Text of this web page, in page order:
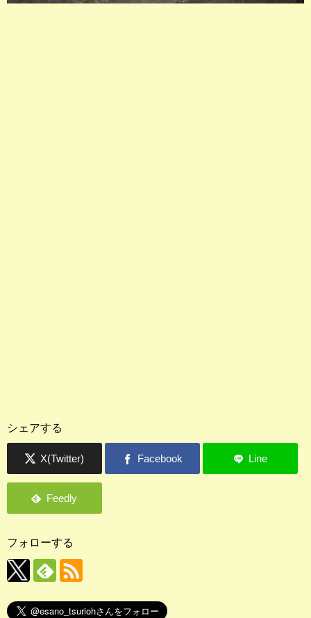
シェアする
フォローする